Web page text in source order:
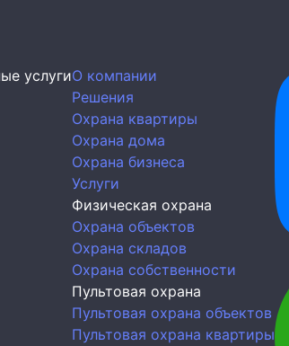
услугиО компании
Решения
Охрана квартиры
Охрана дома
Охрана бизнеса
Услуги
Физическая охрана
Охрана объектов
Охрана складов
Охрана собственности
Пультовая охрана
Пультовая охрана объектов
Пультовая охрана квартиры